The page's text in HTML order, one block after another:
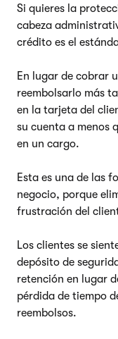
Si quieres la
cabeza
crédito es el
En lugar de cobrar
reembolsarlo más
en la tarjeta del
su cuenta a menos
en un cargo.
Esta es una de las
negocio, porque
frustración del
Los clientes se
depósito de
retención en lugar
pérdida de tiempo
reembolsos.